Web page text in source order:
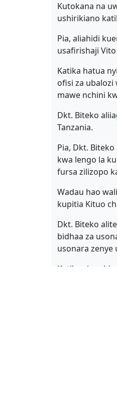
Kutokana na
ushirikiano
Pia, aliahidi
usafirishaji
Katika hatua
ofisi za ubalozi
mawe nchini
Dkt. Biteko
Tanzania.
Pia, Dkt.
kwa lengo la
fursa zilizopo
Wadau hao
kupitia Kituo
Dkt. Biteko
bidhaa za
usonara zenye
Katika ziara